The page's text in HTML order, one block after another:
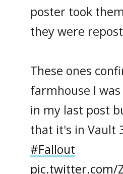
poster took
they were
These ones
farmhouse I
in my last post
that it's in Vault
#Fallout
pic.twitter.com/